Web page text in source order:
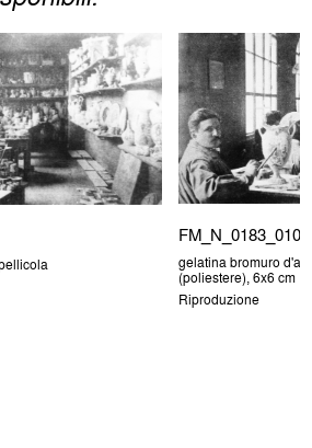
FM_N_0183_010
gelatina bromuro
(poliestere), 6x6 cm
Riproduzione